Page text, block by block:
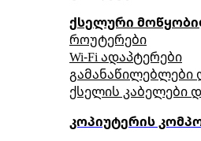
ქსელური
როუტერები
Wi-Fi ადაპტერები
გამანაწილებლები
ქსელის კაბელები
კოპიუტერის